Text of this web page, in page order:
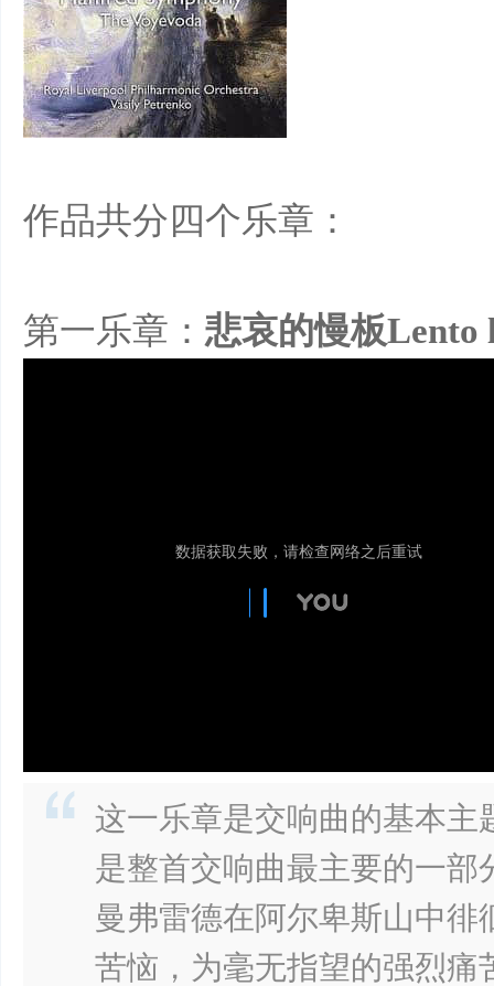
作品共分四个乐章：
第一乐章： 悲哀的慢板Lento
这一乐章是交响曲的基本主
是整首交响曲最主要的一
曼弗雷德在阿尔卑斯山中
苦恼，为毫无指望的强烈痛